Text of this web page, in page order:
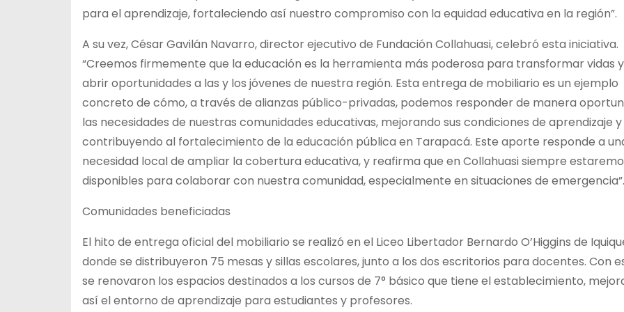
para el aprendizaje, fortaleciendo así nuestro compromiso con la equidad educativa en la región”.
A su vez, César Gavilán Navarro, director ejecutivo de Fundación Collahuasi, celebró esta iniciativa.
“Creemos firmemente que la educación es la herramienta más poderosa para transformar vidas y
abrir oportunidades a las y los jóvenes de nuestra región. Esta entrega de mobiliario es un ejemplo
concreto de cómo, a través de alianzas público-privadas, podemos responder de manera
las necesidades de nuestras comunidades educativas, mejorando sus condiciones de aprendizaje y
contribuyendo al fortalecimiento de la educación pública en Tarapacá. Este aporte responde a
necesidad local de ampliar la cobertura educativa, y reafirma que en Collahuasi siempre
disponibles para colaborar con nuestra comunidad, especialmente en situaciones de emergencia”.
Comunidades beneficiadas
El hito de entrega oficial del mobiliario se realizó en el Liceo Libertador Bernardo O’Higgins de
donde se distribuyeron 75 mesas y sillas escolares, junto a los dos escritorios para docentes. Con
se renovaron los espacios destinados a los cursos de 7° básico que tiene el establecimiento,
así el entorno de aprendizaje para estudiantes y profesores.